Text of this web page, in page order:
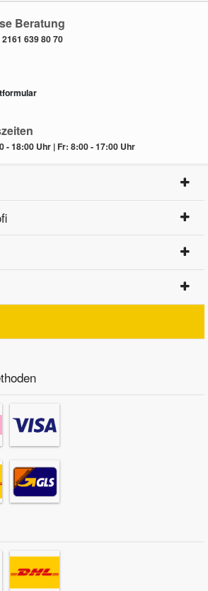
Beratung
2161 639 80 70
- 18:00 Uhr | Fr: 8:00 - 17:00 Uhr